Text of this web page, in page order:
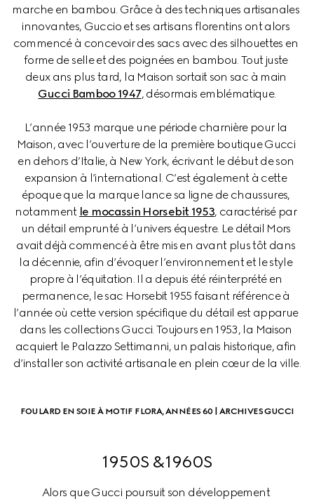
marche en bambou. Grâce à des techniques artisanales
innovantes, Guccio et ses artisans florentins ont alors
commencé à concevoir des sacs avec des silhouettes en
forme de selle et des poignées en bambou. Tout juste
deux ans plus tard, la Maison sortait son sac à main
Gucci Bamboo 1947, désormais emblématique.
L’année 1953 marque une période charnière pour la
Maison, avec l’ouverture de la première boutique Gucci
en dehors d’Italie, à New York, écrivant le début de son
expansion à l’international. C’est également à cette
époque que la marque lance sa ligne de chaussures,
notamment le mocassin Horsebit 1953, caractérisé par
un détail emprunté à l’univers équestre. Le détail Mors
avait déjà commencé à être mis en avant plus tôt dans
la décennie, afin d’évoquer l’environnement et le style
propre à l’équitation. Il a depuis été réinterprété en
permanence, le sac Horsebit 1955 faisant référence à
l’année où cette version spécifique du détail est apparue
dans les collections Gucci. Toujours en 1953, la Maison
acquiert le Palazzo Settimanni, un palais historique, afin
d’installer son activité artisanale en plein cœur de la ville.
FOULARD EN SOIE À MOTIF FLORA, ANNÉES 60 | ARCHIVES GUCCI
1950S &1960S
Alors que Gucci poursuit son développement